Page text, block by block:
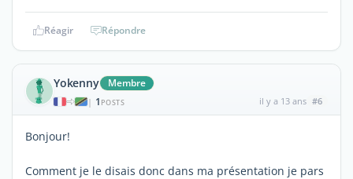
Réagir Répondre
Yokenny Membre
| 1 POSTS il y a 13 ans #6
Bonjour!
Comment je le disais donc dans ma présentation je pars